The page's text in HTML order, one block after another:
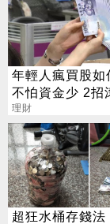
年輕人瘋買股如
不怕資金少 2招
理財
超狂水桶存錢法